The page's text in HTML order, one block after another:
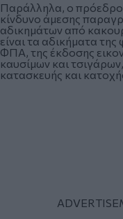
Παράλληλα, ο
κίνδυνο άμεσης
αδικημάτων από
είναι τα αδικήματα
ΦΠΑ, της έκδοσης
καυσίμων και
κατασκευής και